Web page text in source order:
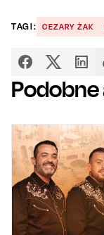
TAGI: CEZARY ŻAK